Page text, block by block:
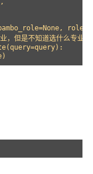
但是不知道选什么专业